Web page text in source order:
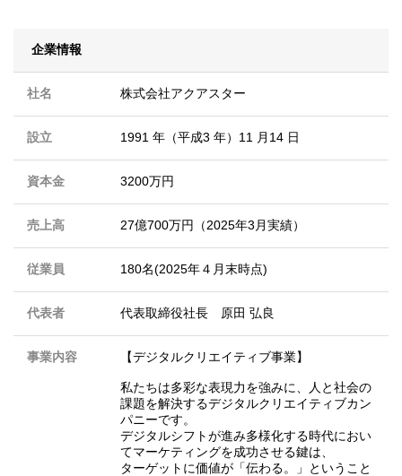
企業情報
社名 株式会社アクアスター
設立 1991 年（平成3 年）11 月14 日
資本金 3200万円
売上高 27億700万円（2025年3月実績）
従業員 180名(2025年４月末時点)
代表者 代表取締役社長 原田 弘良
事業内容 【デジタルクリエイティブ事業】
私たちは多彩な表現力を強みに、人と社会の
課題を解決するデジタルクリエイティブカン
パニーです。
デジタルシフトが進み多様化する時代におい
てマーケティングを成功させる鍵は、
ターゲットに価値が「伝わる。」ということ